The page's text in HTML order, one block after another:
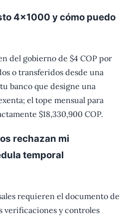
4x1000 y cómo puedo
del gobierno de $4 COP por
o transferidos desde una
banco que designe una
el tope mensual para
$18,330,900 COP.
rechazan mi
temporal
requieren el documento de
verificaciones y controles